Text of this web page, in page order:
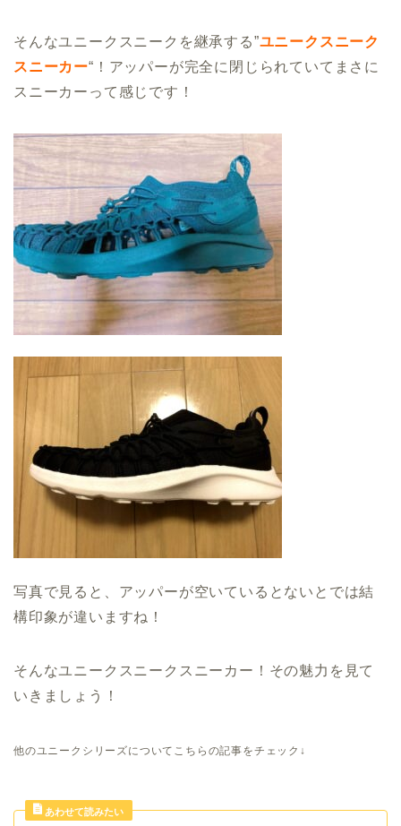
そんなユニークスニークを継承する”ユニークスニーク
スニーカー“！アッパーが完全に閉じられていてまさに
スニーカーって感じです！
写真で見ると、アッパーが空いているとないとでは結
構印象が違いますね！
そんなユニークスニークスニーカー！その魅力を見て
いきましょう！
他のユニークシリーズについてこちらの記事をチェック↓